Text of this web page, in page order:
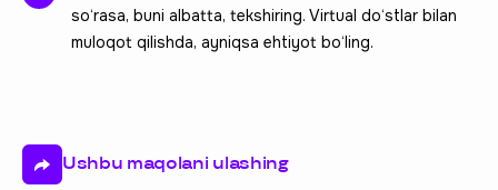
so‘rasa, buni albatta, tekshiring. Virtual do‘stlar bilan
muloqot qilishda, ayniqsa ehtiyot bo‘ling.
Ushbu maqolani ulashing